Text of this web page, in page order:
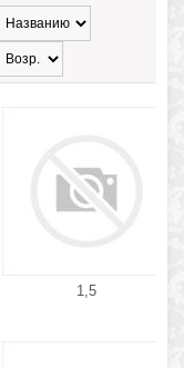
1,5